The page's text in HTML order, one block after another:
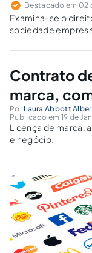
Destacado em 02
Examina-se o
sociedade empresarial,
para conflitos
Contrato
marca,
Por Laura Abbott
Publicado em 19 de
Licença de marca,
e negócio.